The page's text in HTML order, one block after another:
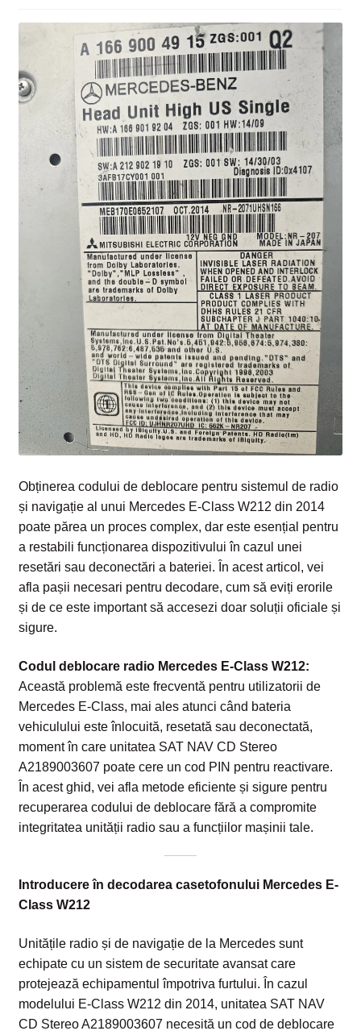
Obținerea codului de deblocare pentru sistemul de radio
și navigație al unui Mercedes E-Class W212 din 2014
poate părea un proces complex, dar este esențial pentru
a restabili funcționarea dispozitivului în cazul unei
resetări sau deconectări a bateriei. În acest articol, vei
afla pașii necesari pentru decodare, cum să eviți erorile
și de ce este important să accesezi doar soluții oficiale și
sigure.
Codul deblocare radio Mercedes E-Class W212:
Această problemă este frecventă pentru utilizatorii de
Mercedes E-Class, mai ales atunci când bateria
vehiculului este înlocuită, resetată sau deconectată,
moment în care unitatea SAT NAV CD Stereo
A2189003607 poate cere un cod PIN pentru reactivare.
În acest ghid, vei afla metode eficiente și sigure pentru
recuperarea codului de deblocare fără a compromite
integritatea unității radio sau a funcțiilor mașinii tale.
Introducere în decodarea casetofonului Mercedes E-
Class W212
Unitățile radio și de navigație de la Mercedes sunt
echipate cu un sistem de securitate avansat care
protejează echipamentul împotriva furtului. În cazul
modelului E-Class W212 din 2014, unitatea SAT NAV
CD Stereo A2189003607 necesită un cod de deblocare